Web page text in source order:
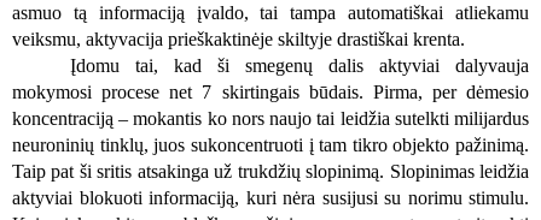
asmuo tą informaciją įvaldo, tai tampa automatiškai atliekamu
veiksmu, aktyvacija prieškaktinėje skiltyje drastiškai krenta.
Įdomu tai, kad ši smegenų dalis aktyviai dalyvauja
mokymosi procese net 7 skirtingais būdais. Pirma, per dėmesio
koncentraciją – mokantis ko nors naujo tai leidžia sutelkti milijardus
neuroninių tinklų, juos sukoncentruoti į tam tikro objekto pažinimą.
Taip pat ši sritis atsakinga už trukdžių slopinimą. Slopinimas leidžia
aktyviai blokuoti informaciją, kuri nėra susijusi su norimu stimulu.